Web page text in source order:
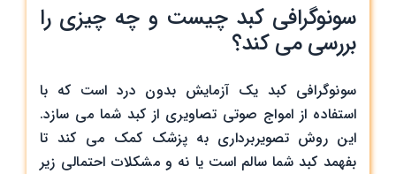
سونوگرافی کبد چیست و چه چیزی را
بررسی می ‌کند؟
سونوگرافی کبد یک آزمایش بدون درد است که با
استفاده از امواج صوتی تصاویری از کبد شما می ‌سازد.
این روش تصویربرداری به پزشک کمک می‌ کند تا
بفهمد کبد شما سالم است یا نه و مشکلات احتمالی زیر